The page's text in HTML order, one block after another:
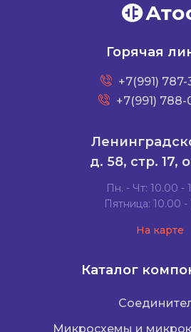
Горячая
+7(991) 787-
+7(991)
д. 58, стр. 17,
Пн. - Чт: 10.00 -
Пятница: 10.00 -
На карте
Каталог
Микросхемы и